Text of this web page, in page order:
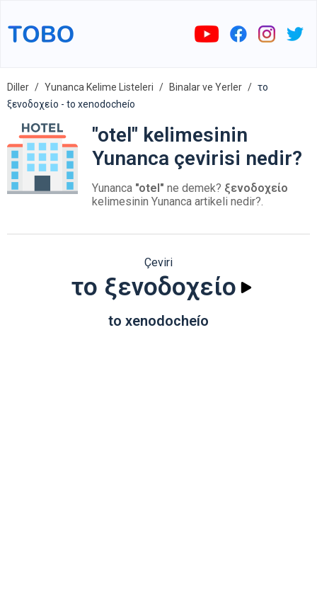
Diller Yunanca Kelime Listeleri Binalar ve Yerler
το
ξενοδοχείο - to xenodocheío
"otel" kelimesinin
Yunanca çevirisi nedir?
Yunanca "otel" ne demek? ξενοδοχείο
kelimesinin Yunanca artikeli nedir?.
Çeviri
το ξενοδοχείο
to xenodocheío